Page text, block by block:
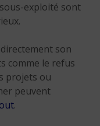
exploité sont
son
comme le refus
projets ou
peuvent
.